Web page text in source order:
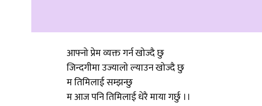
आफ्नो प्रेम व्यक्त गर्न खोज्दै छु
जिन्दगीमा उज्यालो ल्याउन खोज्दै छु
म तिमिलाई सम्झन्छु
म आज पनि तिमिलाई धेरै माया गर्छु ।।